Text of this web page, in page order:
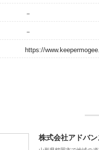
－
－
https://
株式会社アドバ